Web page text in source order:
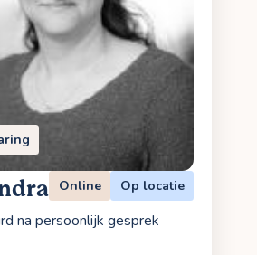
Online Op locatie
na persoonlijk gesprek